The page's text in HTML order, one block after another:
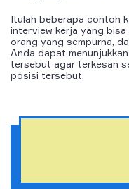
Itulah beberapa contoh
interview kerja yang
orang yang sempurna,
Anda dapat
tersebut agar terkesan
posisi tersebut.